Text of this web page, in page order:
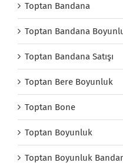
Toptan Bandana
Toptan Bandana
Toptan Bandana Satışı
Toptan Bere Boyunluk
Toptan Bone
Toptan Boyunluk
Toptan Boyunluk